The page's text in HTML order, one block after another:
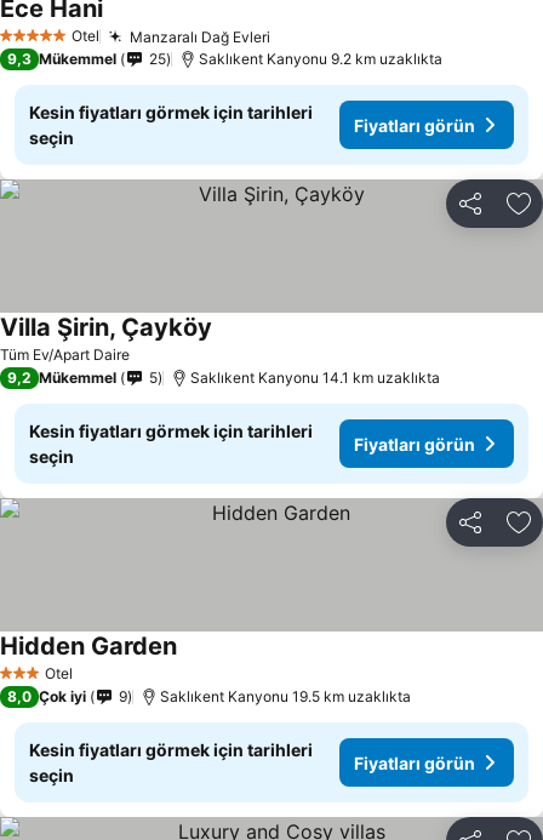
5 Yıldız Otel Manzaralı Dağ Evleri
Ece HaniFiyatları görün
9,3 Mükemmel 25 Saklıkent Kanyonu 9.2 km uzaklıkta
Kesin fiyatları görmek için tarihleri
seçin
Fiyatları görün
Paylaş
Tüm Ev/Apart Daire
Villa Şirin, Çayköy
9,2 Mükemmel 5 Saklıkent Kanyonu 14.1 km uzaklıkta
Kesin fiyatları görmek için tarihleri
seçin
Fiyatları görün
Paylaş
3 YıldızOtel
Hidden GardenFiyatları görün
8,0 Çok iyi 9 Saklıkent Kanyonu 19.5 km uzaklıkta
Kesin fiyatları görmek için tarihleri
seçin
Fiyatları görün